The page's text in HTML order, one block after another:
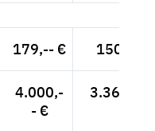
179,-- € 150,42 €
4.000,-
- €
3.361,34